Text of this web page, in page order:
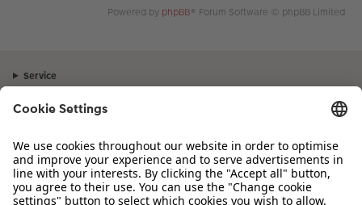
Powered by phpBB® Forum Software © phpBB Limited
Service
Sortiment